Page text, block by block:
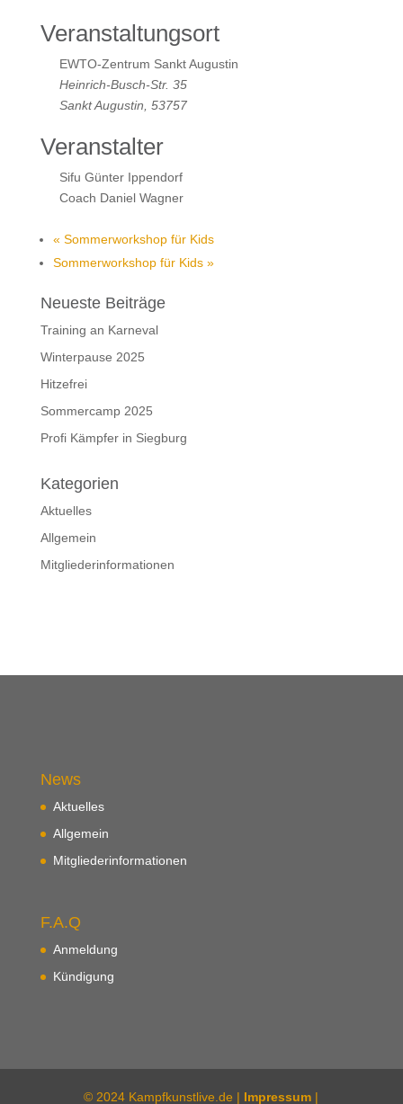
Veranstaltungsort
EWTO-Zentrum Sankt Augustin
Heinrich-Busch-Str. 35
Sankt Augustin 53757
Veranstalter
Sifu Günter Ippendorf
Coach Daniel Wagner
« Sommerworkshop für Kids
Sommerworkshop für Kids »
Neueste Beiträge
Training an Karneval
Winterpause 2025
Hitzefrei
Sommercamp 2025
Profi Kämpfer in Siegburg
Kategorien
Aktuelles
Allgemein
Mitgliederinformationen
News
Aktuelles
Allgemein
Mitgliederinformationen
F.A.Q
Anmeldung
Kündigung
© 2024 Kampfkunstlive.de | Impressum |